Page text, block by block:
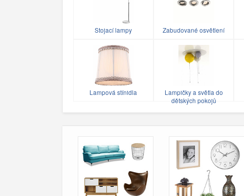
Stojací lampy Zabudované osvětlení
Lampová stínidla
Lampičky a světla do
dětských pokojů